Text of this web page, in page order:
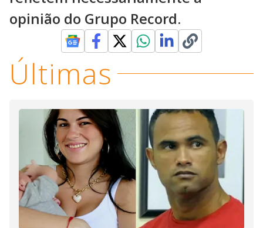
opinião do Grupo Record.
Últimas